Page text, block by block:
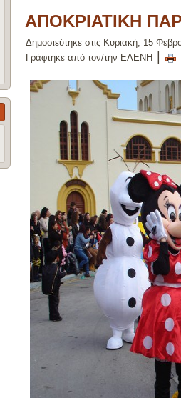
ΑΠΟΚΡΙΑΤΙΚΗ
Δημοσιεύτηκε στις Κυριακή, 15
Γράφτηκε από τον/την ΕΛΕΝΗ